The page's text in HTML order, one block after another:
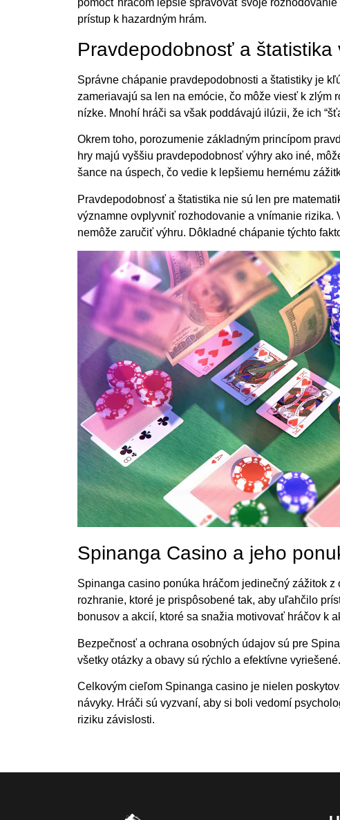
pomôcť hráčom lepšie spravovať svoje
prístup k hazardným hrám.
Pravdepodobnosť a štatistika
Správne chápanie pravdepodobnosti a štatistiky je
zameriavajú sa len na emócie, čo môže viesť k zlým
nízke. Mnohí hráči sa však poddávajú ilúzii, že ich
Okrem toho, porozumenie základným princípom
hry majú vyššiu pravdepodobnosť výhry ako iné,
šance na úspech, čo vedie k lepšiemu hernému
Pravdepodobnosť a štatistika nie sú len pre
významne ovplyvniť rozhodovanie a vnímanie
nemôže zaručiť výhru. Dôkladné chápanie týchto
Spinanga Casino a jeho
Spinanga casino ponúka hráčom jedinečný zážitok
rozhranie, ktoré je prispôsobené tak, aby uľahčilo
bonusov a akcií, ktoré sa snažia motivovať hráčov k
Bezpečnosť a ochrana osobných údajov sú pre
všetky otázky a obavy sú rýchlo a efektívne
Celkovým cieľom Spinanga casino je nielen
návyky. Hráči sú vyzvaní, aby si boli vedomí
riziku závislosti.